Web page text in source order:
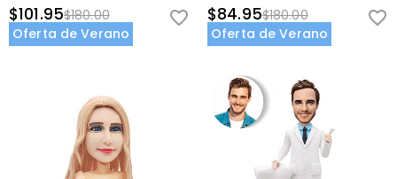
$101.95$180.00
Oferta de Verano
$84.95$180.00
Oferta de Verano